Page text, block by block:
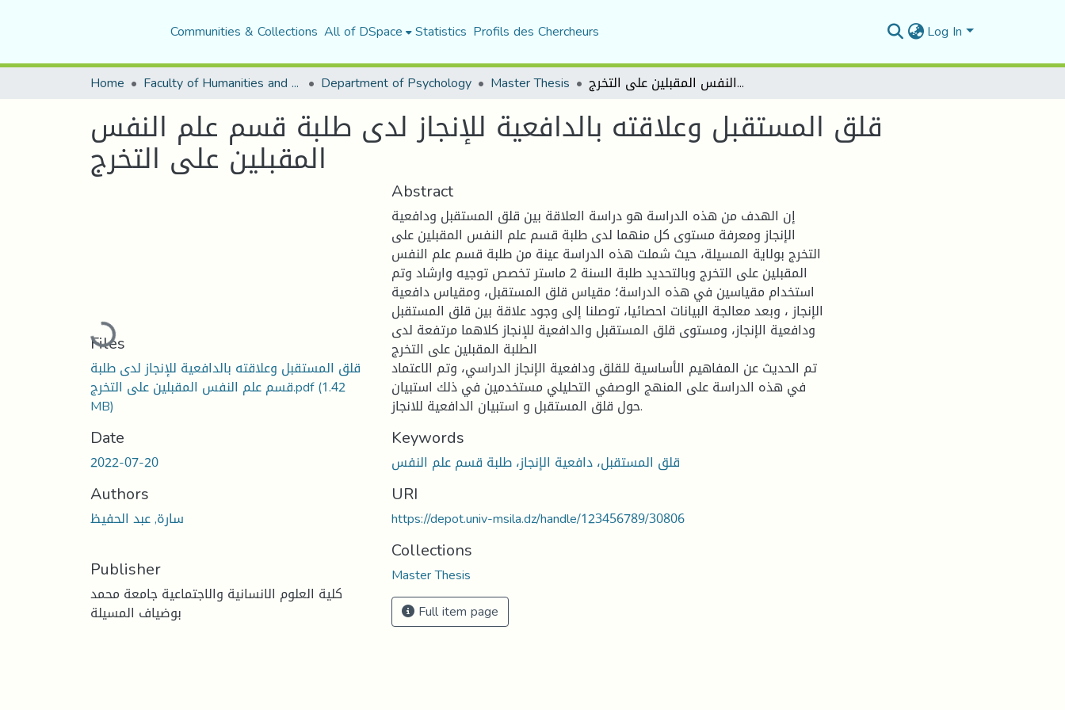
Communities & Collections All of DSpace Statistics Profils des Chercheurs Log In
Home Faculty of Humanities and Social Sciences Department of Psychology Master Thesis قلق المستقبل وعلاقته بالدافعية للإنجاز لدى طلبة قسم علم النفس المقبلين على التخرج
قلق المستقبل وعلاقته بالدافعية للإنجاز لدى طلبة قسم علم النفس
المقبلين على التخرج
Loading...
Files
قلق المستقبل وعلاقته بالدافعية للإنجاز لدى طلبة
قسم علم النفس المقبلين على التخرج.pdf(1.42
MB)
Date
2022-07-20
Authors
سارة, عبد الحفيظ
Publisher
كلية العلوم الانسانية والاجتماعية جامعة محمد
بوضياف المسيلة
Abstract
إن الهدف من هذه الدراسة هو دراسة العلاقة بين قلق المستقبل ودافعية
الإنجاز ومعرفة مستوى كل منهما لدى طلبة قسم علم النفس المقبلين على
التخرج بولاية المسيلة، حيث شملت هذه الدراسة عينة من طلبة قسم علم النفس
المقبلين على التخرج وبالتحديد طلبة السنة 2 ماستر تخصص توجيه وارشاد وتم
استخدام مقياسين في هذه الدراسة؛ مقياس قلق المستقبل، ومقياس دافعية
الإنجاز ، وبعد معالجة البيانات احصائيا، توصلنا إلى وجود علاقة بين قلق المستقبل
ودافعية الإنجاز، ومستوى قلق المستقبل والدافعية للإنجاز كلاهما مرتفعة لدى
الطلبة المقبلين على التخرج
تم الحديث عن المفاهيم الأساسية للقلق ودافعية الإنجاز الدراسي، وتم الاعتماد
في هذه الدراسة على المنهج الوصفي التحليلي مستخدمين في ذلك استبيان
حول قلق المستقبل و استبيان الدافعية للانجاز.
Keywords
قلق المستقبل، دافعية الإنجاز، طلبة قسم علم النفس
URI
https://depot.univ-msila.dz/handle/123456789/30806
Collections
Master Thesis
Full item page